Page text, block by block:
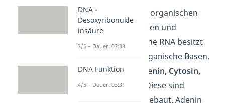
Die RNA besteht aus organischen
Basen, Phosphatresten und
Zuckermolekülen. Eine RNA besitzt
vier verschiedene organische Basen.
Diese Basen sind
Adenin, Cytosin,
Guanin und Uracil
. Diese sind
unterschiedlich aufgebaut. Adenin
DNA -
Desoxyribonukle
insäure
3/5 – Dauer: 03:38
DNA Funktion
4/5 – Dauer: 03:31